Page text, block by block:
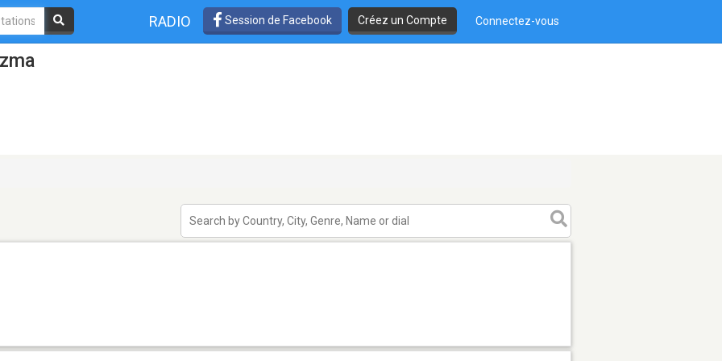
RADIO Session de Facebook Créez un Compte Connectez-vous